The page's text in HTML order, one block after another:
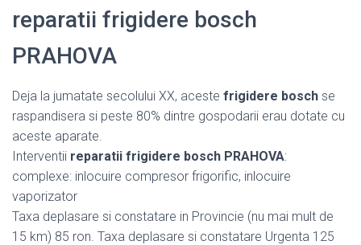
reparatii frigidere bosch
PRAHOVA
Deja la jumatate secolului XX, aceste frigidere bosch se
raspandisera si peste 80% dintre gospodarii erau dotate cu
aceste aparate.
Interventii reparatii frigidere bosch PRAHOVA:
complexe: inlocuire compresor frigorific, inlocuire
vaporizator
Taxa deplasare si constatare in Provincie (nu mai mult de
15 km) 85 ron. Taxa deplasare si constatare Urgenta 125